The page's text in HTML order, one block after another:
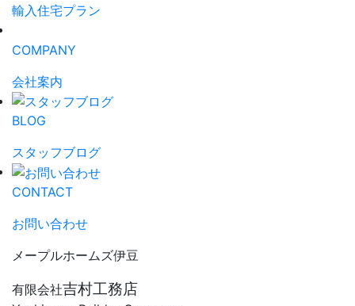
輸入住宅プラン
COMPANY
会社案内
BLOG
スタッフブログ
CONTACT
お問い合わせ
メープルホームズ伊豆
有限会社吉村工務店